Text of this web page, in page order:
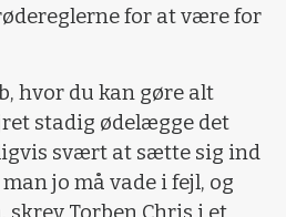
for at være for
hvor du kan gøre alt
stadig ødelægge det
svært at sætte sig ind
jo må vade i fejl, og